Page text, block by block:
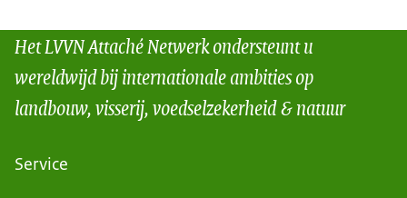
Het LVVN Attaché Netwerk ondersteunt u
wereldwijd bij internationale ambities op
landbouw, visserij, voedselzekerheid & natuur
Service